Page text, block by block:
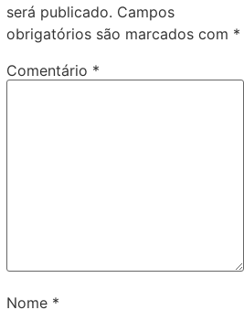
será publicado. Campos
obrigatórios são marcados com *
Comentário *
Nome *